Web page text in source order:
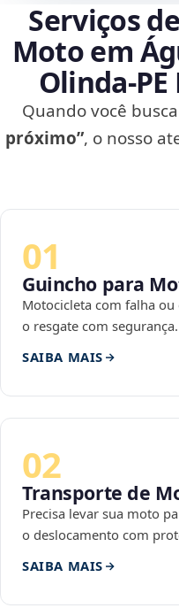
Serviços
Moto em
Quando você busca
próximo”, o nosso
01
Guincho para
Motocicleta com falha ou
o resgate com segurança.
SAIBA MAIS
02
Transporte de
Precisa levar sua moto
o deslocamento com
SAIBA MAIS